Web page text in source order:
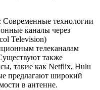
: Современные технологии
каналы через
Television)
телеканалам
также
такие как Netflix, Hulu
предлагают широкий
в антенне.